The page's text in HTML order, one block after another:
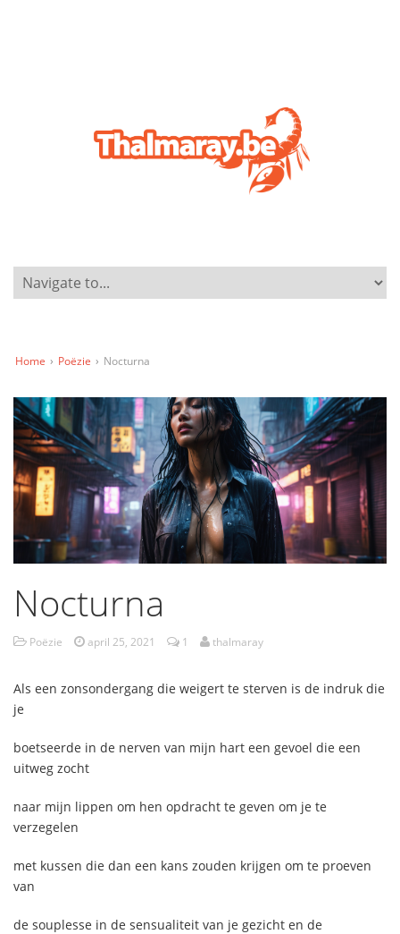
Home › Poëzie › Nocturna
Nocturna
Poëzie april 25, 2021 1 thalmaray
Als een zonsondergang die weigert te sterven is de indruk die
je
boetseerde in de nerven van mijn hart een gevoel die een
uitweg zocht
naar mijn lippen om hen opdracht te geven om je te
verzegelen
met kussen die dan een kans zouden krijgen om te proeven
van
de souplesse in de sensualiteit van je gezicht en de